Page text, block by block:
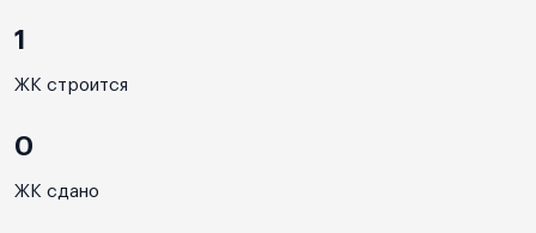
1
ЖК строится
0
ЖК сдано